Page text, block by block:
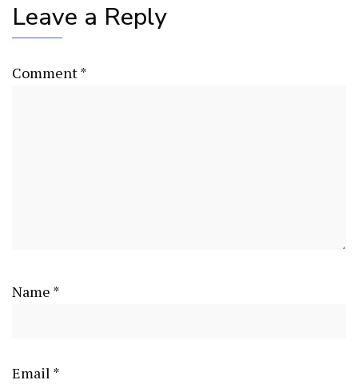
Leave a Reply
Comment*
Name *
Email *